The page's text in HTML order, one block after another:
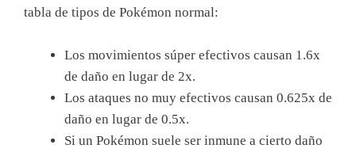
tabla de tipos de Pokémon normal:
Los movimientos súper efectivos causan 1.6x
de daño en lugar de 2x.
Los ataques no muy efectivos causan 0.625x de
daño en lugar de 0.5x.
Si un Pokémon suele ser inmune a cierto daño